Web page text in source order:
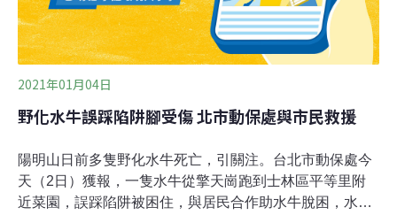
2021年01月04日
野化水牛誤踩陷阱腳受傷 北市動保處與市民救援
陽明山日前多隻野化水牛死亡，引關注。台北市動保處今
天（2日）獲報，一隻水牛從擎天崗跑到士林區平等里附
近菜園，誤踩陷阱被困住，與居民合作助水牛脫困，水牛